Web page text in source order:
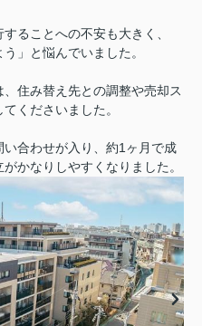
ることへの不安も大きく、
」と悩んでいました。
住み替え先との調整や売却ス
くださいました。
合わせが入り、約1ヶ月で成
かなりしやすくなりました。